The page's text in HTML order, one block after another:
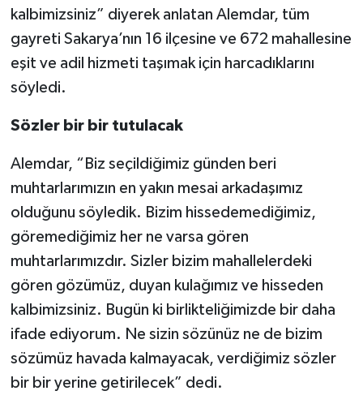
kalbimizsiniz” diyerek anlatan Alemdar, tüm
gayreti Sakarya’nın 16 ilçesine ve 672 mahallesine
eşit ve adil hizmeti taşımak için harcadıklarını
söyledi.
Sözler bir bir tutulacak
Alemdar, “Biz seçildiğimiz günden beri
muhtarlarımızın en yakın mesai arkadaşımız
olduğunu söyledik. Bizim hissedemediğimiz,
göremediğimiz her ne varsa gören
muhtarlarımızdır. Sizler bizim mahallelerdeki
gören gözümüz, duyan kulağımız ve hisseden
kalbimizsiniz. Bugün ki birlikteliğimizde bir daha
ifade ediyorum. Ne sizin sözünüz ne de bizim
sözümüz havada kalmayacak, verdiğimiz sözler
bir bir yerine getirilecek” dedi.